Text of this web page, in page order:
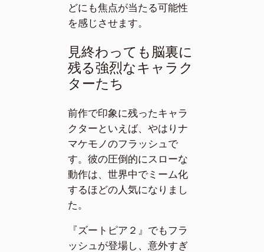
どにも焦点が当たる可能性
を感じさせます。
見終わっても脳裏に
残る強烈なキャラク
ターたち
前作で印象に残ったキャラ
クターといえば、やはりナ
マケモノのフラッシュで
す。彼の圧倒的にスローな
動作は、世界中でミーム化
するほどの人気になりまし
た。
『ズートピア２』でもフラ
ッシュが登場し、意外すぎ